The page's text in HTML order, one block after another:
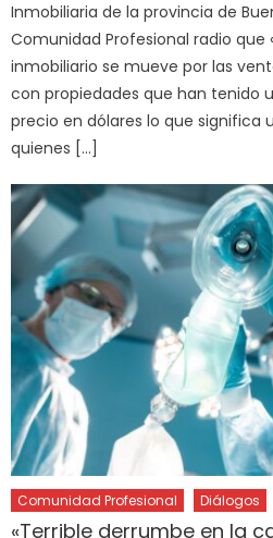
Inmobiliaria de la provincia de
Comunidad Profesional radio
inmobiliario se mueve por las
con propiedades que han tenido
precio en dólares lo que significa
quienes […]
Comunidad Profesional Diálogos
«Terrible derrumbe en la